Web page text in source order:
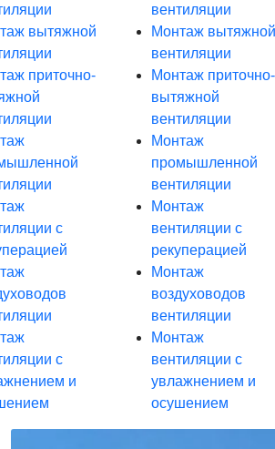
вытяжной
приточно-
с
с
и
вентиляции
Монтаж вытяжной
вентиляции
Монтаж приточно-
вытяжной
вентиляции
Монтаж
промышленной
вентиляции
Монтаж
вентиляции с
рекуперацией
Монтаж
воздуховодов
вентиляции
Монтаж
вентиляции с
увлажнением и
осушением